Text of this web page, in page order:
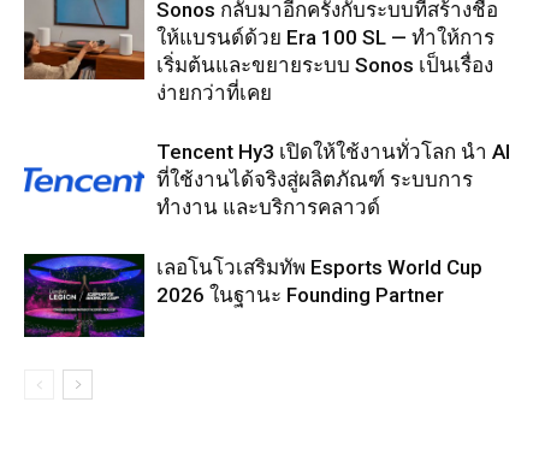
Sonos กลับมาอีกครั้งกับระบบที่สร้างชื่อ
ให้แบรนด์ด้วย Era 100 SL — ทำให้การ
เริ่มต้นและขยายระบบ Sonos เป็นเรื่อง
ง่ายกว่าที่เคย
Tencent Hy3 เปิดให้ใช้งานทั่วโลก นำ AI
ที่ใช้งานได้จริงสู่ผลิตภัณฑ์ ระบบการ
ทำงาน และบริการคลาวด์
เลอโนโวเสริมทัพ Esports World Cup
2026 ในฐานะ Founding Partner